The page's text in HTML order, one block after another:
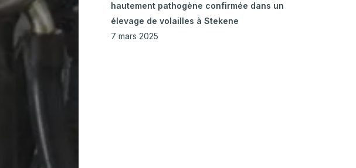
hautement pathogène confirmée dans un
élevage de volailles à Stekene
7 mars 2025